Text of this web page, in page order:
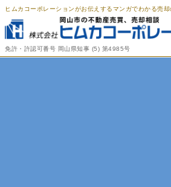
ヒムカコーポレーションがお伝えするマンガでわかる売
免許・許認可番号 岡山県知事 (5) 第4985号